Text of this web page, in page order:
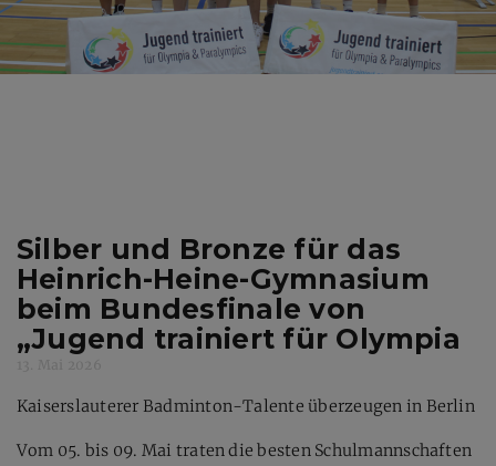
Silber und Bronze für das
Heinrich-Heine-Gymnasium
beim Bundesfinale von
„Jugend trainiert für Olympia
Kaiserslauterer Badminton-Talente überzeugen in Berlin
Vom 05. bis 09. Mai traten die besten Schulmannschaften